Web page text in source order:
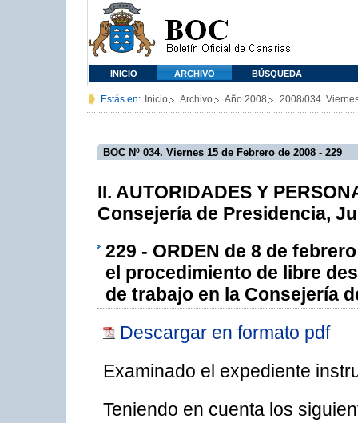
INICIO ARCHIVO BÚSQUEDA
Estás en: Inicio Archivo Año 2008 2008/034.
BOC Nº 034. Viernes 15 de Febrero de 2008 - 229
II. AUTORIDADES Y
Consejería de Presidencia,
229 - ORDEN de 8 de
el procedimiento de libre
de trabajo en la Consejería
Descargar en formato pdf
Examinado el expediente
Teniendo en cuenta los